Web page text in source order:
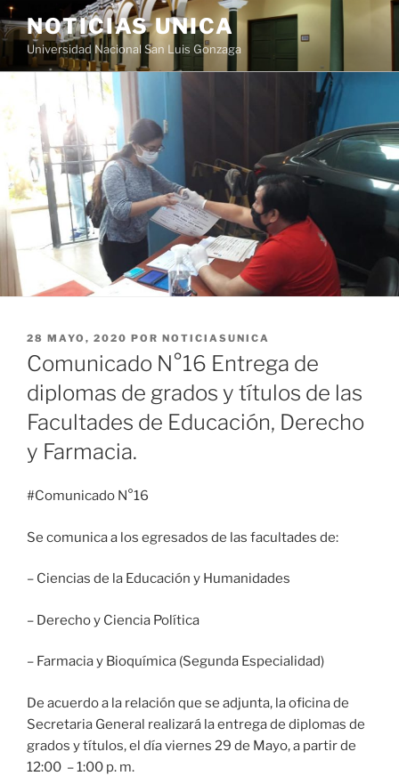
Saltar
al
contenido
NOTICIAS UNICA
Universidad Nacional San Luis Gonzaga
PUBLICADO
EL
28 MAYO, 2020 POR NOTICIASUNICA
Comunicado N°16 Entrega de
diplomas de grados y títulos de las
Facultades de Educación, Derecho
y Farmacia.
#Comunicado N°16
Se comunica a los egresados de las facultades de:
– Ciencias de la Educación y Humanidades
– Derecho y Ciencia Política
– Farmacia y Bioquímica (Segunda Especialidad)
De acuerdo a la relación que se adjunta, la oficina de
Secretaria General realizará la entrega de diplomas de
grados y títulos, el día viernes 29 de Mayo, a partir de
12:00 – 1:00 p. m.